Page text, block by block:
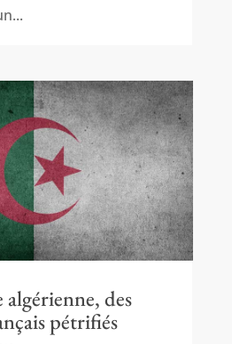
algérienne, des
pétrifiés